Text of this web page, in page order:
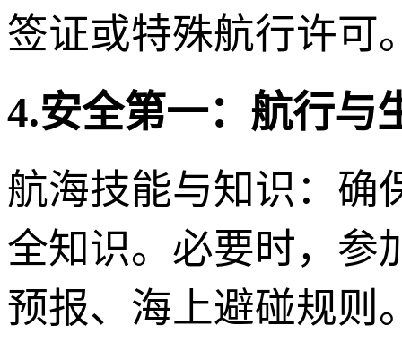
签证或特殊航行许可
4.安全第一：航行与
航海技能与知识：确
全知识。必要时，参
预报、海上避碰规则